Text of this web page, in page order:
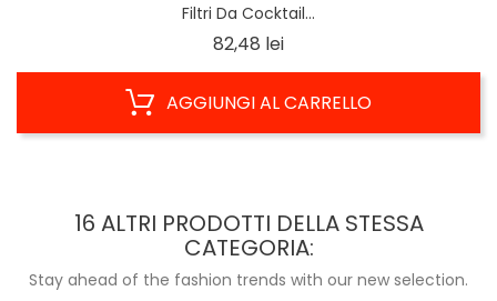
Filtri Da Cocktail...
82,48 leiPrezzo
AGGIUNGI AL CARRELLO
16 ALTRI PRODOTTI DELLA STESSA
CATEGORIA:
Stay ahead of the fashion trends with our new selection.